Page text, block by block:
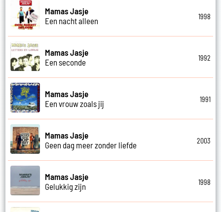
Mamas Jasje
Een nacht alleen
1998
Mamas Jasje
Een seconde
1992
Mamas Jasje
Een vrouw zoals jij
1991
Mamas Jasje
Geen dag meer zonder liefde
2003
Mamas Jasje
Gelukkig zijn
1998